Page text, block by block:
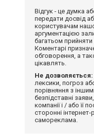
Відгук - це думка
передати досвід
користувачам
аргументацією
багатьом
Коментарі
обговорення, а
цікавлять.
Не дозволяється:
лексики, погроз
порівняння з
безпідставні
компанії і / або її
сторонні
самореклама.